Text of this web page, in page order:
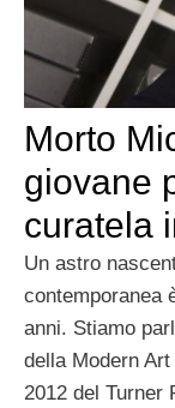
Morto
giovane
curatela
Un astro
contemporanea
anni. Stiamo
della Modern
2012 del Turner